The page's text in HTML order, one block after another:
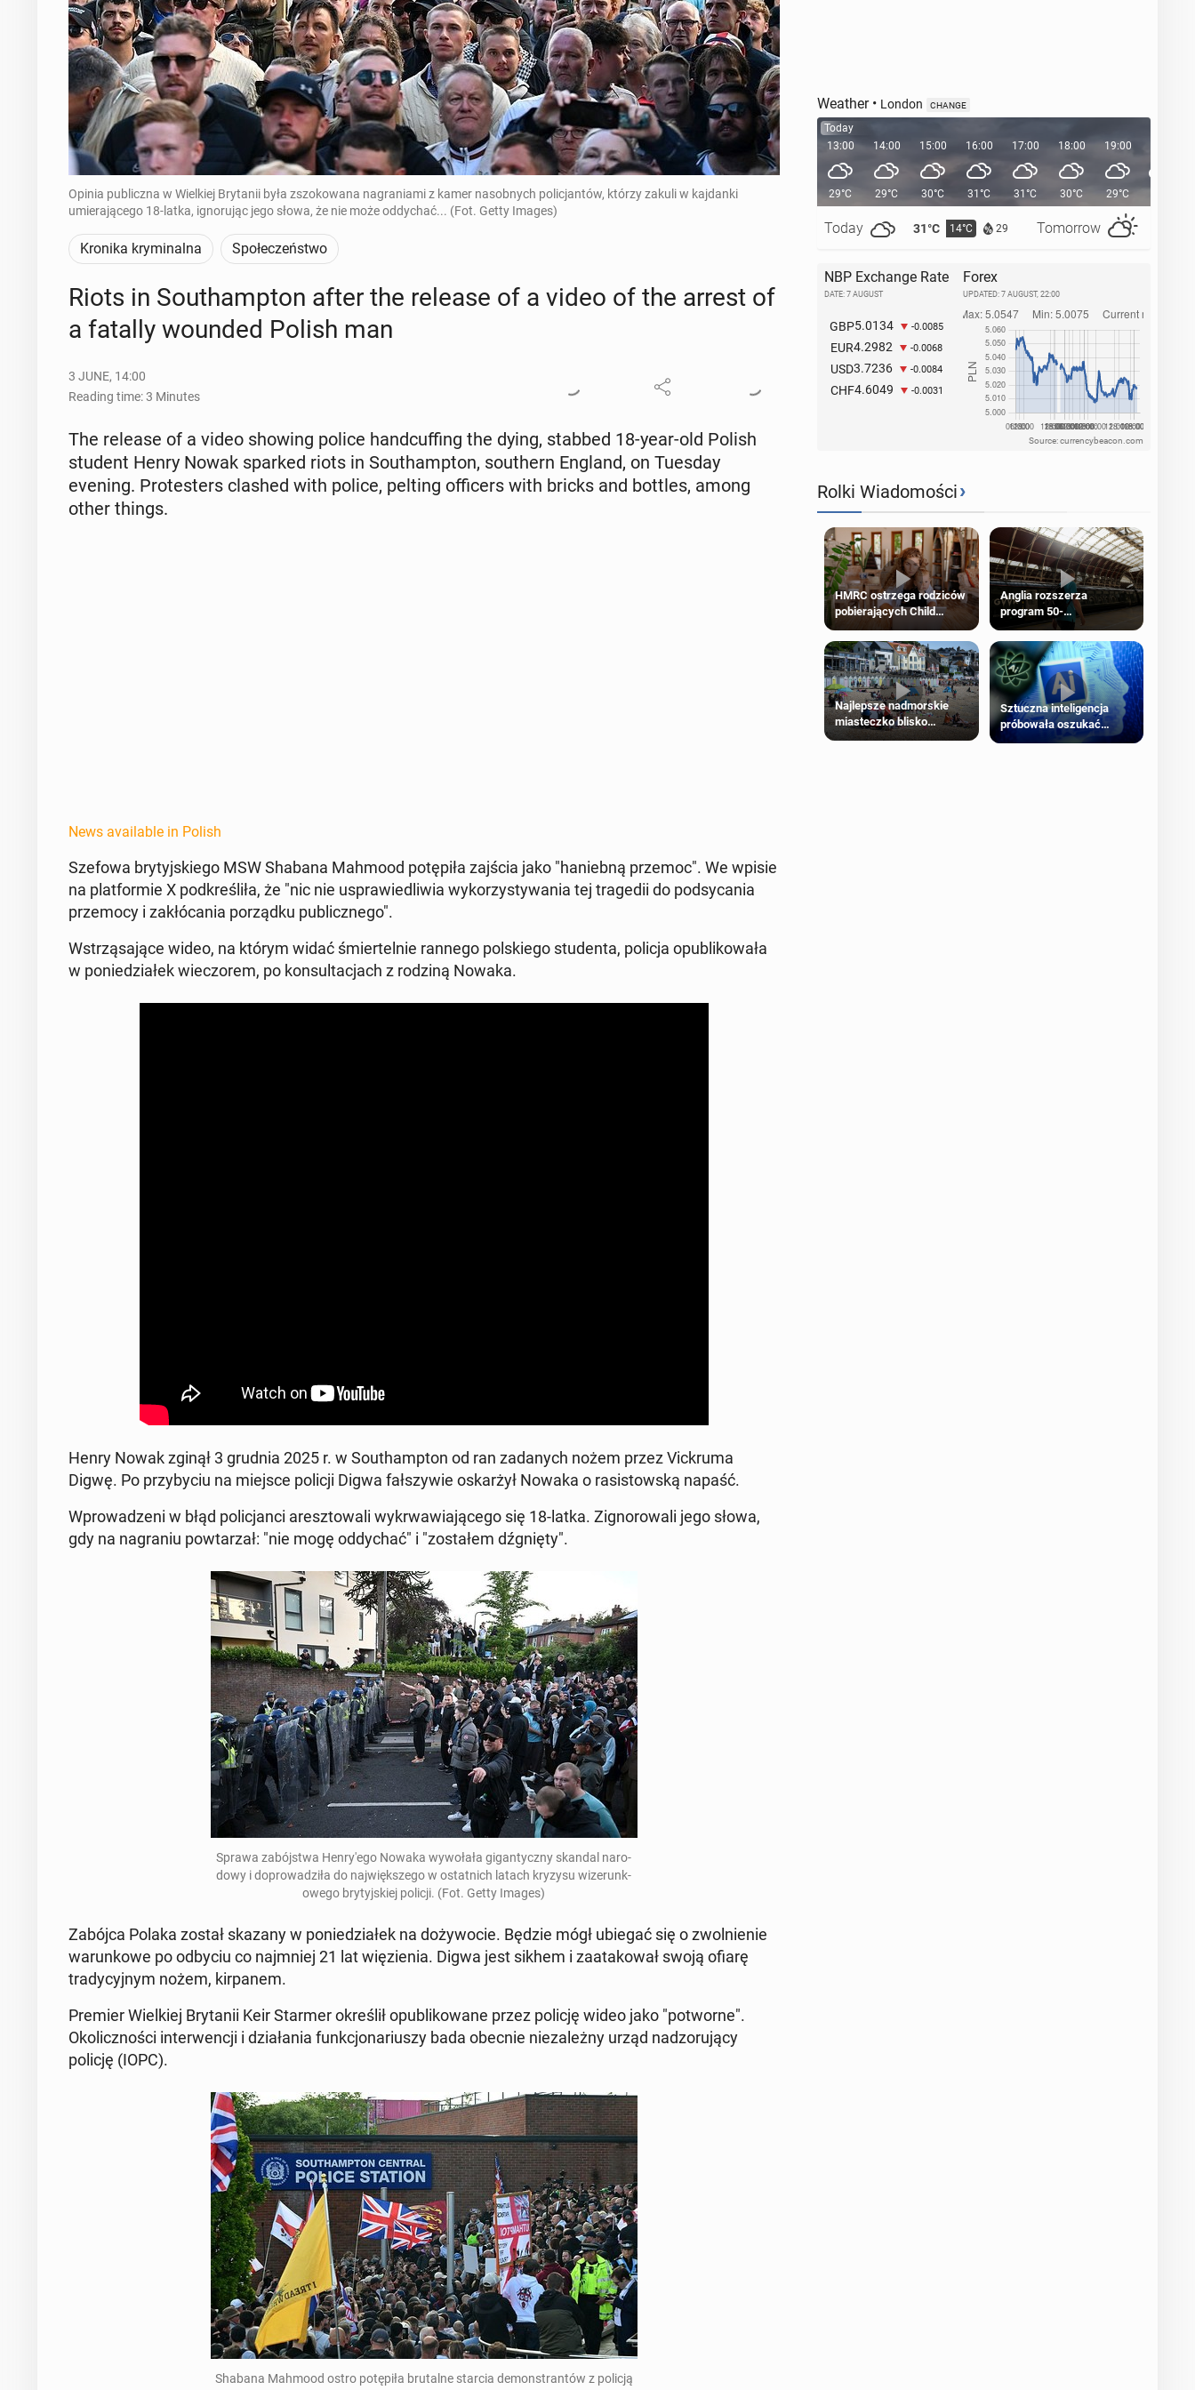
Opinia publiczna w Wielkiej Brytanii była zszokowana nagraniami z kamer nasobnych policjantów, którzy zakuli w kajdanki
umierającego 18-latka, ignorując jego słowa, że nie może oddychać... (Fot. Getty Images)
Kronika kryminalna Społeczeństwo
Riots in Southamp­ton after the release of a video of the arrest of
a fatally wounded Polish man
3 JUNE, 14:00
Reading time: 3 Minutes
The release of a video showing police hand­cuff­ing the dying, stabbed 18-year-old Polish
student Henry Nowak sparked riots in Southamp­ton, south­ern England, on Tuesday
evening. Pro­test­ers clashed with police, pelting of­fi­cers with bricks and bottles, among
other things.
News available in Polish
Szefowa bry­tyjskiego MSW Shabana Mahmood potępiła zajścia jako "hanieb­ną przemoc". We wpisie
na plat­formie X pod­kreśliła, że "nic nie us­praw­iedli­wia wyko­rzysty­wa­nia tej tragedii do podsy­ca­nia
prze­mo­cy i za­kłó­ca­nia porząd­ku pub­licznego".
Wstrząsające wideo, na którym widać śmiertel­nie rannego pol­skiego stu­den­ta, policja op­ub­likowała
w poniedzi­ałek wiec­zorem, po kon­sul­tac­jach z rodziną Nowaka.
Henry Nowak zginął 3 grudnia 2025 r. w Southamp­ton od ran zadanych nożem przez Vick­ru­ma
Digwę. Po przy­by­ciu na miejsce policji Digwa fałszy­wie os­karżył Nowaka o ra­sis­towską napaść.
Wprowadzeni w błąd polic­jan­ci aresz­towali wykr­waw­ia­jącego się 18-latka. Zig­norowali jego słowa,
gdy na na­gra­niu pow­tarzał: "nie mogę odd­y­chać" i "zostałem dźg­nię­ty".
Sprawa zabójst­wa Hen­ry'ego Nowaka wywołała gi­gan­ty­czny skandal nar­o­
dowy i do­prowadz­iła do na­jwięk­szego w os­tat­nich latach kryzysu wiz­erunk­
owego bry­tyjskiej policji. (Fot. Getty Images)
Zabójca Polaka został skazany w poniedzi­ałek na doży­wocie. Będzie mógł ubiegać się o zwol­nie­nie
warunk­owe po odbyciu co na­jm­niej 21 lat więzienia. Digwa jest sikhem i za­atakował swoją ofiarę
trady­cyjnym nożem, kir­panem.
Premier Wielkiej Bry­tanii Keir Starmer określił op­ub­likowane przez policję wideo jako "pot­worne".
Okolicznoś­ci in­ter­wencji i dzi­ała­nia funkcjonar­iuszy bada obecnie nieza­leżny urząd nad­zoru­ją­cy
policję (IOPC).
Shabana Mahmood ostro potępiła bru­talne starcia demon­stran­tów z policją
Weather• London CHANGE
Today
13:00
29°C
Today 31°C 14°C 29 Tomorrow
14:00
29°C
15:00
30°C
16:00
31°C
17:00
31°C
18:00
30°C
19:00
29°C
NBP Exchange Rate
DATE: 7 AUGUST
GBP5.0134 -0.0085
EUR4.2982 -0.0068
USD3.7236 -0.0084
CHF4.6049 -0.0031
Forex
UPDATED: 7 AUGUST, 22:00
Source: currencybeacon.com
Rolki Wiadomości›
HMRC ostrzega rodziców
pobierających Child
Benefit. Mogą być
zobowiązani do zwrotu
zasiłku
Anglia rozszerza
program 50-
procentowych zniżek
kolejowych na 18-latków
Najlepsze nadmorskie
miasteczko blisko
Sztuczna inteligencja
próbowała oszukać
człowieka